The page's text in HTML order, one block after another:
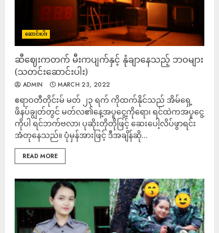
ဆောင်းပါး
ဆီဈေးကတက် မီးကပျက်နှင့် နုံချာနေသည့် ဘဝများ
(သတင်းဆောင်းပါး)
ADMIN MARCH 23, 2022
ဧရာဝတီတိုင်းမ် မတ် ၂၃ ရက် ကိုထက်နိုင်သည် အိမ်ရှေ့
ဖိနပ်ချွတ်တွင် မတ်လ၏နေ့အပူငွေ့ကိုရော၊ ရင်ထဲကအပူငွေ့
ကိုပါ ရင်ဘက်ဗလာ၊ ပုဆိုးတိုတိုဖြင့် ဆေးပေါ့လိပ်ဖွာရင်း
အံတုနေသည်။ ပုံမှန်အားဖြင့် ဒီအချိန်ဆို...
READ MORE